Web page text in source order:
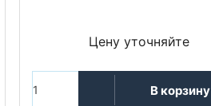
Цену уточняйте
В корзину